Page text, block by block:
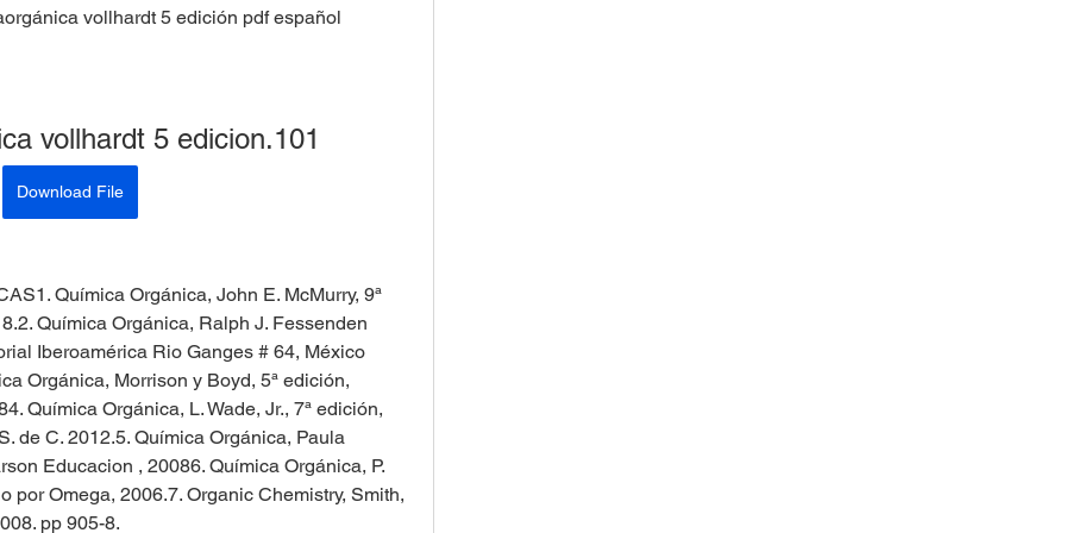
vollhardt 5 edición pdf español
vollhardt 5 edicion.101
Download File
Química Orgánica, John E. McMurry, 9ª
Química Orgánica, Ralph J. Fessenden
Iberoamérica Rio Ganges # 64, México
Orgánica, Morrison y Boyd, 5ª edición,
Química Orgánica, L. Wade, Jr., 7ª edición,
de C. 2012.5. Química Orgánica, Paula
Educacion , 20086. Química Orgánica, P.
por Omega, 2006.7. Organic Chemistry, Smith,
pp 905-8.